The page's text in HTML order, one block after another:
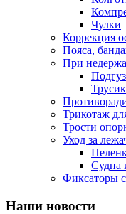
Чулки
Коррекция
Пояса,
При
Трикотаж
Трости
Уход за
Судна
Фиксаторы
Наши новости